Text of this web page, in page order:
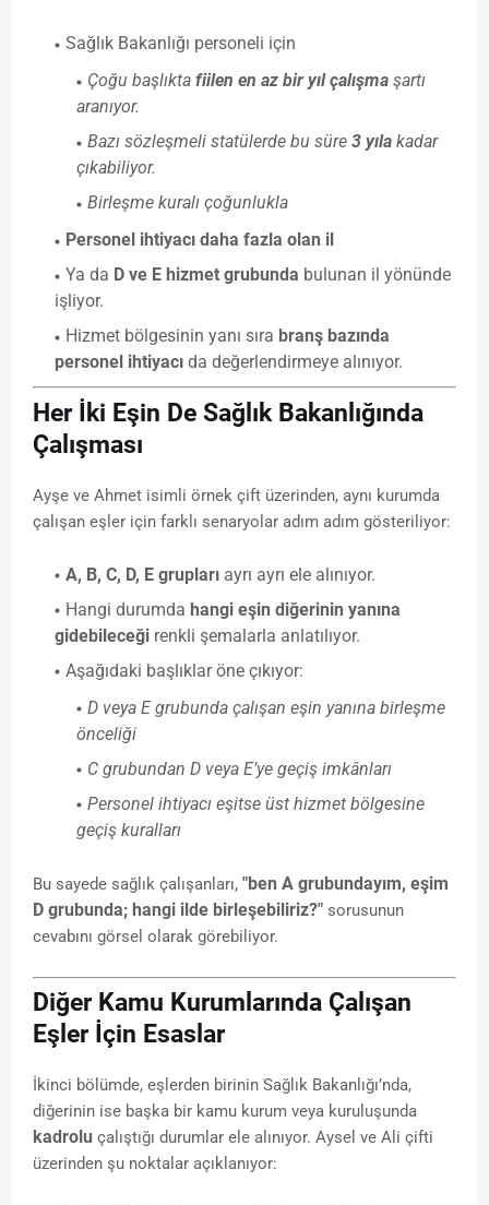
Sağlık Bakanlığı personeli için
Çoğu başlıkta fiilen en az bir yıl çalışma şartı
aranıyor.
Bazı sözleşmeli statülerde bu süre 3 yıla kadar
çıkabiliyor.
Birleşme kuralı çoğunlukla
Personel ihtiyacı daha fazla olan il
Ya da D ve E hizmet grubunda bulunan il yönünde
işliyor.
Hizmet bölgesinin yanı sıra branş bazında
personel ihtiyacı da değerlendirmeye alınıyor.
Her İki Eşin De Sağlık Bakanlığında
Çalışması
Ayşe ve Ahmet isimli örnek çift üzerinden, aynı kurumda
çalışan eşler için farklı senaryolar adım adım gösteriliyor:
A, B, C, D, E grupları ayrı ayrı ele alınıyor.
Hangi durumda hangi eşin diğerinin yanına
gidebileceği renkli şemalarla anlatılıyor.
Aşağıdaki başlıklar öne çıkıyor:
D veya E grubunda çalışan eşin yanına birleşme
önceliği
C grubundan D veya E’ye geçiş imkânları
Personel ihtiyacı eşitse üst hizmet bölgesine
geçiş kuralları
Bu sayede sağlık çalışanları, "ben A grubundayım, eşim
D grubunda; hangi ilde birleşebiliriz?" sorusunun
cevabını görsel olarak görebiliyor.
Diğer Kamu Kurumlarında Çalışan
Eşler İçin Esaslar
İkinci bölümde, eşlerden birinin Sağlık Bakanlığı’nda,
diğerinin ise başka bir kamu kurum veya kuruluşunda
kadrolu çalıştığı durumlar ele alınıyor. Aysel ve Ali çifti
üzerinden şu noktalar açıklanıyor: